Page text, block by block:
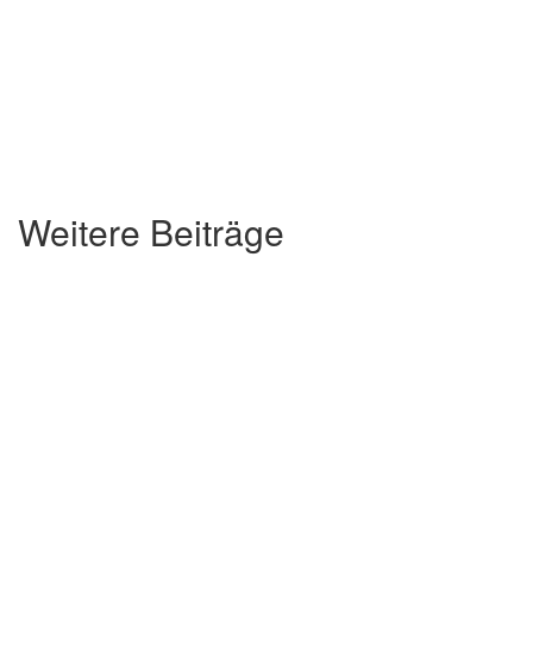
Weitere Beiträge